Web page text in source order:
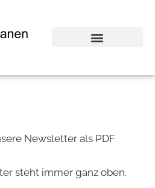
Newsletter als PDF
steht immer ganz oben.